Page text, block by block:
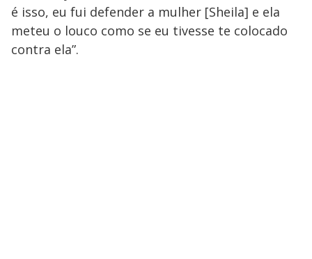
é isso, eu fui defender a mulher [Sheila] e ela
meteu o louco como se eu tivesse te colocado
contra ela”.